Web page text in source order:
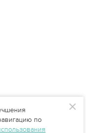
по